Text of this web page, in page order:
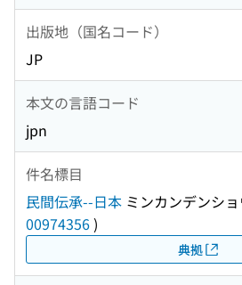
出版地（国名コード）
JP
本文の言語コード
jpn
件名標目
民間伝承--日本 ミンカンデンシ
00974356)
典拠